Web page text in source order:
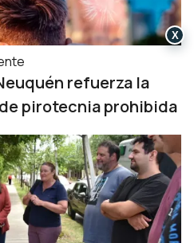
refuerza la
pirotecnia prohibida
X